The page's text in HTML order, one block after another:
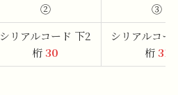
②
③
シリアルコード 下2
桁30
シリアルコー
桁31